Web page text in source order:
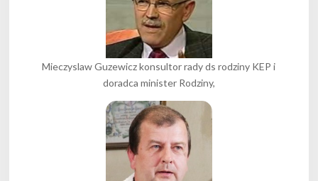
Mieczyslaw Guzewicz konsultor rady ds rodziny KEP i
doradca minister Rodziny,